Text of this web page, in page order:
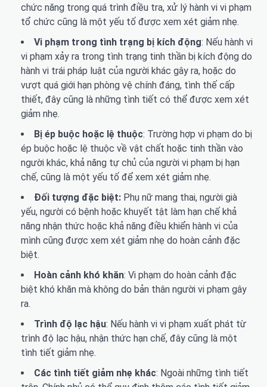
chức năng trong quá trình điều tra, xử lý hành vi vi phạm
tổ chức cũng là một yếu tố được xem xét giảm nhẹ.
Vi phạm trong tình trạng bị kích động: Nếu hành vi
vi phạm xảy ra trong tình trạng tinh thần bị kích động do
hành vi trái pháp luật của người khác gây ra, hoặc do
vượt quá giới hạn phòng vệ chính đáng, tình thế cấp
thiết, đây cũng là những tình tiết có thể được xem xét
giảm nhẹ.
Bị ép buộc hoặc lệ thuộc: Trường hợp vi phạm do bị
ép buộc hoặc lệ thuộc về vật chất hoặc tinh thần vào
người khác, khả năng tự chủ của người vi phạm bị hạn
chế, cũng là một yếu tố để xem xét giảm nhẹ.
Đối tượng đặc biệt: Phụ nữ mang thai, người già
yếu, người có bệnh hoặc khuyết tật làm hạn chế khả
năng nhận thức hoặc khả năng điều khiển hành vi của
mình cũng được xem xét giảm nhẹ do hoàn cảnh đặc
biệt.
Hoàn cảnh khó khăn: Vi phạm do hoàn cảnh đặc
biệt khó khăn mà không do bản thân người vi phạm gây
ra.
Trình độ lạc hậu: Nếu hành vi vi phạm xuất phát từ
trình độ lạc hậu, nhận thức hạn chế, đây cũng là một
tình tiết giảm nhẹ.
Các tình tiết giảm nhẹ khác: Ngoài những tình tiết